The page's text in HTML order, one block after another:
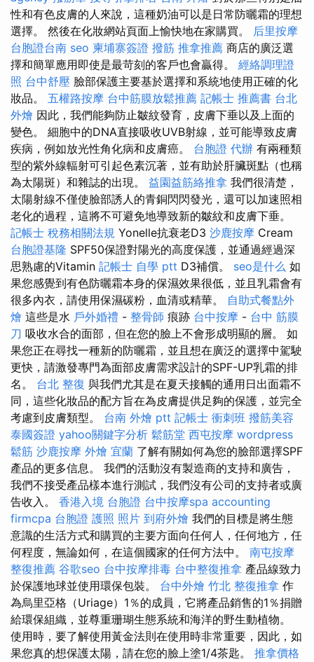
性和有色皮膚的人來說，這種奶油可以是日常防曬霜的理想
選擇。 然後在化妝網站頁面上愉快地在家購買。 后里按摩
台胞證台南 seo 柬埔寨簽證 撥筋 推拿推薦 商店的廣泛選
擇和簡單應用即使是最苛刻的客戶也會贏得。 經絡調理證
照 台中舒壓 臉部保護主要基於選擇和系統地使用正確的化
妝品。 五權路按摩 台中筋膜放鬆推薦 記帳士 推薦書 台北
外燴 因此，我們能夠防止皺紋發育，皮膚下垂以及上面的
變色。 細胞中的DNA直接吸收UVB射線，並可能導致皮膚
疾病，例如放光性角化病和皮膚癌。 台胞證 代辦 有兩種類
型的紫外線輻射可引起色素沉著，並有助於肝臟斑點（也稱
為太陽斑）和雜誌的出現。 益園益筋絡推拿 我們很清楚，
太陽射線不僅使臉部誘人的青銅閃閃發光，還可以加速照相
老化的過程，這將不可避免地導致新的皺紋和皮膚下垂。
記帳士 稅務相關法規 Yonelle抗衰老D3 沙鹿按摩 Cream
台胞證基隆 SPF50保證對陽光的高度保護，並通過經過深
思熟慮的Vitamin 記帳士 自學 ptt D3補償。 seo是什么 如
果您感覺到有色防曬霜本身的保濕效果很低，並且乳霜會有
很多內衣，請使用保濕碳粉，血清或精華。 自助式餐點外
燴 這些是水 戶外婚禮 - 整骨師 痕跡 台中按摩 - 台中 筋膜
刀 吸收水合的面部，但在您的臉上不會形成明顯的層。 如
果您正在尋找一種新的防曬霜，並且想在廣泛的選擇中駕駛
更快，請激發專門為面部皮膚需求設計的SPF-UP乳霜的排
名。 台北 整復 與我們尤其是在夏天接觸的通用日出面霜不
同，這些化妝品的配方旨在為皮膚提供足夠的保護，並完全
考慮到皮膚類型。 台南 外燴 ptt 記帳士 衝刺班 撥筋美容
泰國簽證 yahoo關鍵字分析 鬆筋堂 西屯按摩 wordpress
鬆筋 沙鹿按摩 外燴 宜蘭 了解有關如何為您的臉部選擇SPF
產品的更多信息。 我們的活動沒有製造商的支持和廣告，
我們不接受產品樣本進行測試，我們沒有公司的支持者或廣
告收入。 香港入境 台胞證 台中按摩spa accounting
firmcpa 台胞證 護照 照片 到府外燴 我們的目標是將生態
意識的生活方式和購買的主要方面向任何人，任何地方，任
何程度，無論如何，在這個國家的任何方法中。 南屯按摩
整復推薦 谷歌seo 台中按摩排毒 台中整復推拿 產品線致力
於保護地球並使用環保包裝。 台中外燴 竹北 整復推拿 作
為烏里亞格（Uriage）1％的成員，它將產品銷售的1％捐贈
給環保組織，並尊重珊瑚生態系統和海洋的野生動植物。
使用時，要了解使用黃金法則在使用時非常重要，因此，如
果您真的想保護太陽，請在您的臉上塗1/4茶匙。 推拿價格